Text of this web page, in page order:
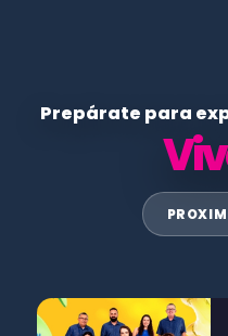
Prepárate para